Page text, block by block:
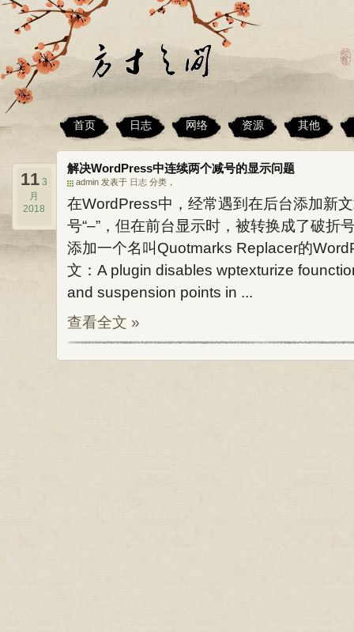
首页 日志 网络 资源 其他
解决WordPress中连续两个减号的显示问题
admin 发表于 日志 分类，
11 3
月
2018
在WordPress中，经常遇到在后台添加新
号“–”，但在前台显示时，被转换成了破折
添加一个名叫Quotmarks Replacer的
文：A plugin disables wptexturize
and suspension points in ...
查看全文 »